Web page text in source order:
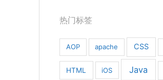
热门标签
AOP apache CSS
HTML iOS Java